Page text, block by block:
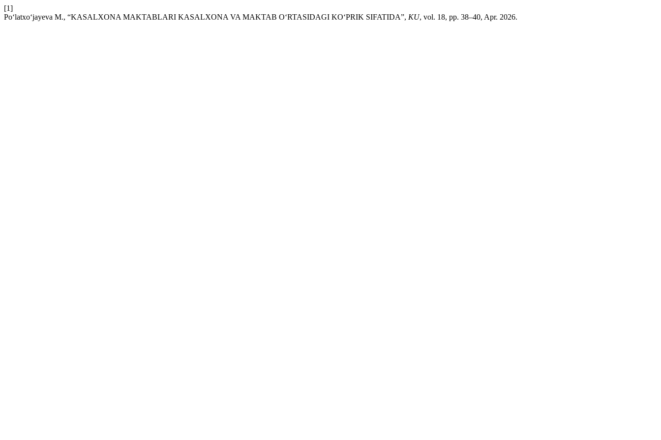
[1]
Pо‘latxо‘jayeva M., “KASALXONA MAKTABLARI KASALXONA VA MAKTAB O‘RTASIDAGI KO‘PRIK SIFATIDA”, KU, vol. 18, pp. 38–40, Apr. 2026.